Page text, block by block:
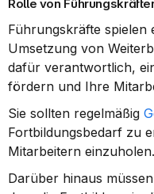
Rolle von
Führungskräfte spielen
Umsetzung von
dafür verantwortlich,
fördern und Ihre
Sie sollten regelmäßig
Fortbildungsbedarf zu
Mitarbeitern einzuholen.
Darüber hinaus